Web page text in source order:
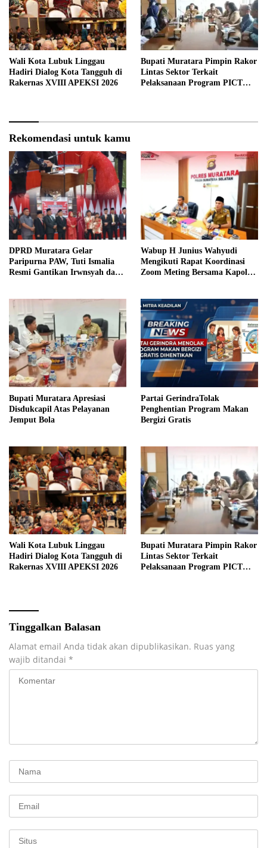
Wali Kota Lubuk Linggau
Hadiri Dialog Kota Tangguh di
Rakernas XVIII APEKSI 2026
Bupati Muratara Pimpin Rakor
Lintas Sektor Terkait
Pelaksanaan Program PICT
Rekomendasi untuk kamu
DPRD Muratara Gelar
Paripurna PAW, Tuti Ismalia
Resmi Gantikan Irwnsyah dari
Wabup H Junius Wahyudi
Mengikuti Rapat Koordinasi
Zoom Meting Bersama Kapolres
Bupati Muratara Apresiasi
Disdukcapil Atas Pelayanan
Jemput Bola
Partai GerindraTolak
Penghentian Program Makan
Bergizi Gratis
Wali Kota Lubuk Linggau
Hadiri Dialog Kota Tangguh di
Rakernas XVIII APEKSI 2026
Bupati Muratara Pimpin Rakor
Lintas Sektor Terkait
Pelaksanaan Program PICT
Tinggalkan Balasan
Alamat email Anda tidak akan dipublikasikan. Ruas yang
wajib ditandai *